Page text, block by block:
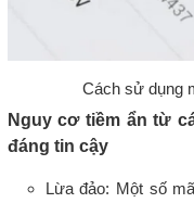
Cách sử dụng
Nguy cơ tiềm ẩn từ
đáng tin cậy
Lừa đảo: Một số